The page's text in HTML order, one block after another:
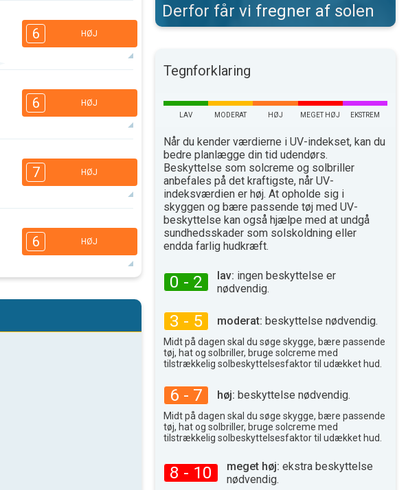
6 HØJ
16.00
3
34°
6 HØJ
16.00
3
35°
7 HØJ
16.00
3
38°max
6 HØJ
3
2
Derfor får vi fregner af solen
Tegnforklaring
LAV MODERAT HØJ MEGET HØJ EKSTREM
Når du kender værdierne i UV-indekset, kan du
bedre planlægge din tid udendørs.
Beskyttelse som solcreme og solbriller
anbefales på det kraftigste, når UV-
indeksværdien er høj. At opholde sig i
skyggen og bære passende tøj med UV-
beskyttelse kan også hjælpe med at undgå
sundhedsskader som solskoldning eller
endda farlig hudkræft.
0 - 2 lav: ingen beskyttelse er
nødvendig.
3 - 5 moderat: beskyttelse nødvendig.
Midt på dagen skal du søge skygge, bære passende
tøj, hat og solbriller, bruge solcreme med
tilstrækkelig solbeskyttelsesfaktor til udækket hud.
6 - 7 høj: beskyttelse nødvendig.
Midt på dagen skal du søge skygge, bære passende
tøj, hat og solbriller, bruge solcreme med
tilstrækkelig solbeskyttelsesfaktor til udækket hud.
8 - 10 meget høj: ekstra beskyttelse
nødvendig.